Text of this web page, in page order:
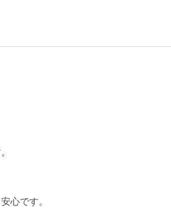
心です。